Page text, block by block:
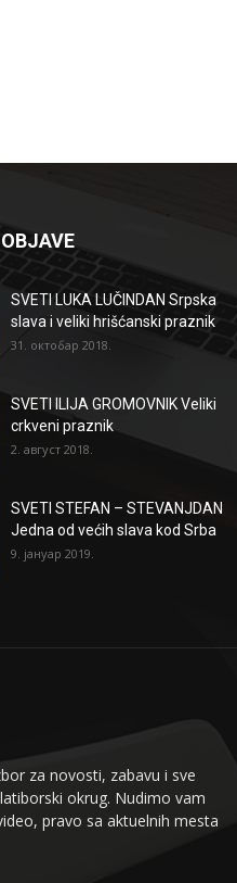
SVETI LUKA LUČINDAN Srpska
slava i veliki hrišćanski praznik
31. октобар 2018.
SVETI ILIJA GROMOVNIK Veliki
crkveni praznik
2. август 2018.
SVETI STEFAN – STEVANJDAN
Jedna od većih slava kod Srba
9. јануар 2019.
za novosti, zabavu i sve
okrug. Nudimo vam
pravo sa aktuelnih mesta